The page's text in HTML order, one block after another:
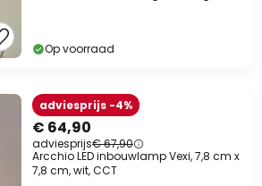
Op voorraad
€ 64,90
adviesprijs€ 67,90
adviesprijs -4%
Arcchio LED inbouwlamp Vexi, 7,8 cm x
7,8 cm, wit, CCT